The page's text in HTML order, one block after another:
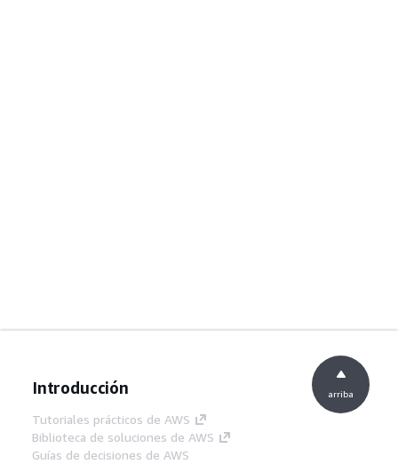
Introducción
Tutoriales prácticos de AWS
Biblioteca de soluciones de AWS
Guías de decisiones de AWS
arriba